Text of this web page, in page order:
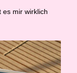
es mir wirklich